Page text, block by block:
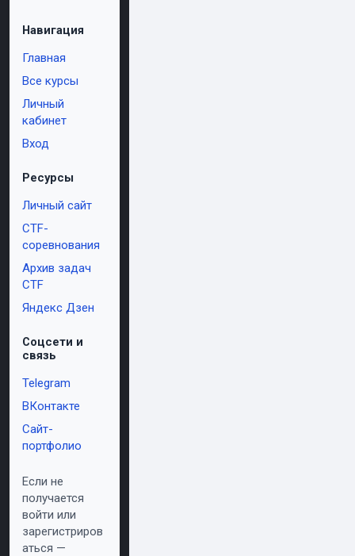
Навигация
Главная
Все курсы
Личный
кабинет
Вход
Ресурсы
Личный сайт
CTF-
соревнования
Архив задач
CTF
Яндекс Дзен
Соцсети и
связь
Telegram
ВКонтакте
Сайт-
портфолио
Если не
получается
войти или
зарегистриров
аться —